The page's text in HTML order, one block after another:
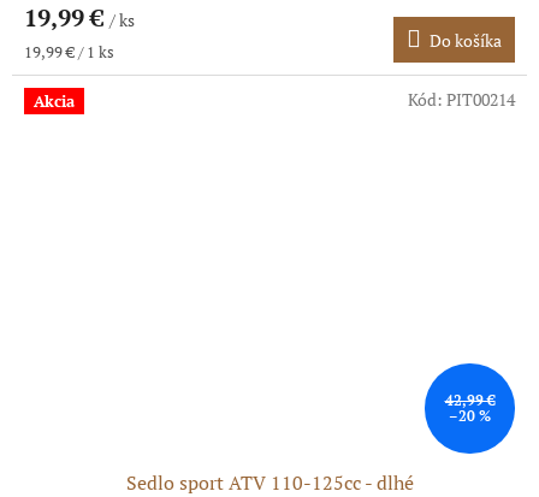
produktu
je
5,0
z
5
19,99 € / ks
Jednotková
cena:
19,99 € / 1 ks Do košíka
Akcia
42,99 €
–20 %
Sedlo sport ATV 110-125cc - dlhé
Kód: PIT00214